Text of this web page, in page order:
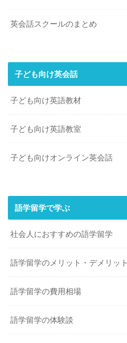
英会話スクールのまとめ
子ども向け英会話
子ども向け英語教材
子ども向け英語教室
子ども向けオンライン英会話
語学留学で学ぶ
社会人におすすめの語学留学
語学留学のメリット・デメリット
語学留学の費用相場
語学留学の体験談